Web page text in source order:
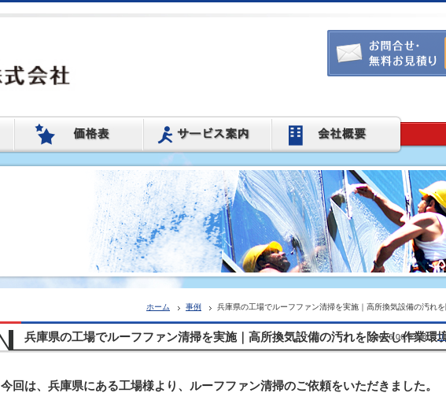
ホーム 事例 兵庫県の工場でルーフファン清掃を実施｜高所換気設備の汚れ
兵庫県の工場でルーフファン清掃を実施｜高所換気設備の汚れを除去し作業環
2026.06.03 |
今回は、兵庫県にある工場様より、ルーフファン清掃のご依頼をいただきました。